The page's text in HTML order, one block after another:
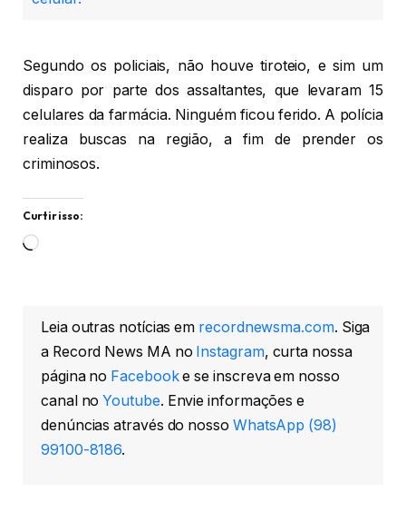
Segundo os policiais, não houve tiroteio, e sim um
disparo por parte dos assaltantes, que levaram 15
celulares da farmácia. Ninguém ficou ferido. A polícia
realiza buscas na região, a fim de prender os
criminosos.
Curtir isso:
Carregando...
Leia outras notícias em recordnewsma.com. Siga
a Record News MA no Instagram, curta nossa
página no Facebooke se inscreva em nosso
canal noYoutube. Envie informações e
denúncias através do nosso WhatsApp (98)
99100-8186.